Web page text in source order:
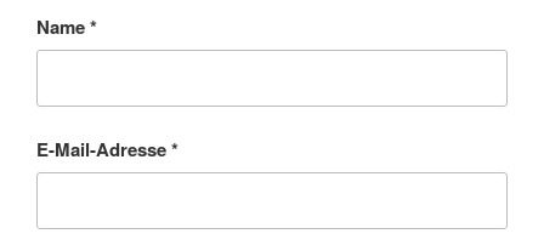
Name*
E-Mail-Adresse*